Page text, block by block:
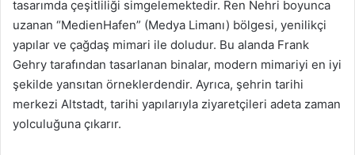
tasarımda çeşitliliği simgelemektedir. Ren Nehri boyunca
uzanan “MedienHafen” (Medya Limanı) bölgesi, yenilikçi
yapılar ve çağdaş mimari ile doludur. Bu alanda Frank
Gehry tarafından tasarlanan binalar, modern mimariyi en iyi
şekilde yansıtan örneklerdendir. Ayrıca, şehrin tarihi
merkezi Altstadt, tarihi yapılarıyla ziyaretçileri adeta zaman
yolculuğuna çıkarır.